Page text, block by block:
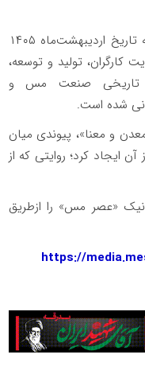
نخستین شماره دوره تازه «عصر مس» به تاریخ اردیبهشت‌ماه ۱۴۰۵
تولید و توسعه،
تاریخی صنعت مس و
شده است.
و معنا»، پیوندی میان
ایجاد کرد؛ روایتی که از
«عصر مس» را ازطریق
https://